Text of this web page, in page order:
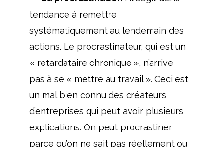
tendance à remettre
systématiquement au lendemain des
actions. Le procrastinateur, qui est un
« retardataire chronique », n’arrive
pas à se « mettre au travail ». Ceci est
un mal bien connu des créateurs
d’entreprises qui peut avoir plusieurs
explications. On peut procrastiner
parce qu’on ne sait pas réellement ou